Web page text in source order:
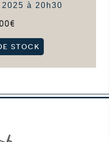
à 20h30
€
STOCK